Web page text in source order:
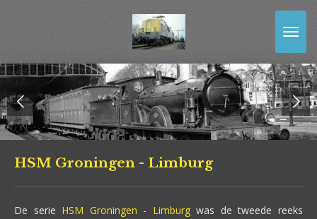
de
hoofdinhoud
HSM Groningen - Limburg
De serie HSM Groningen - Limburgwas de tweede reeks